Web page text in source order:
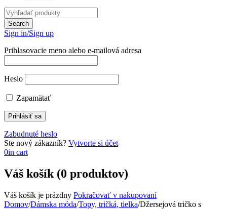
Sign in/Sign up
Prihlasovacie meno alebo e-mailová adresa
Heslo
Zapamätať
Zabudnuté heslo
Ste nový zákazník? Vytvorte si účet
0in cart
Váš košík (0 produktov)
Váš košík je prázdny Pokračovať v nakupovaní
Domov/Dámska móda/Topy, tričká, tielka/Džersejová tričko s